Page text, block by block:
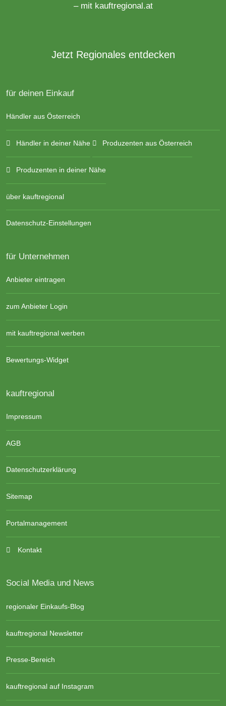
– mit kauftregional.at
Jetzt Regionales entdecken
für deinen Einkauf
Händler aus Österreich
Händler in deiner Nähe Produzenten aus Österreich
Produzenten in deiner Nähe
über kauftregional
Datenschutz-Einstellungen
für Unternehmen
Anbieter eintragen
zum Anbieter Login
mit kauftregional werben
Bewertungs-Widget
kauftregional
Impressum
AGB
Datenschutzerklärung
Sitemap
Portalmanagement
Kontakt
Social Media und News
regionaler Einkaufs-Blog
kauftregional Newsletter
Presse-Bereich
kauftregional auf Instagram